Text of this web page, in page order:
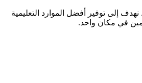
إلى توفير أفضل الموارد التعليمية
في مكان واحد.